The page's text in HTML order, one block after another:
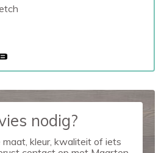
nodig?
maat, kleur, kwaliteit of iets